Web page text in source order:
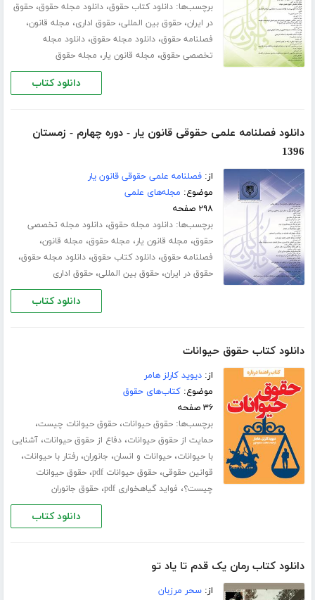
برچسب‌ها:دانلود کتاب حقوق،دانلود مجله حقوق،حقوق
در ایران،حقوق بین المللی،حقوق اداری، مجله قانون،
فصلنامه حقوق،دانلود مجله حقوق،دانلود مجله
تخصصی حقوق، مجله قانون یار، مجله حقوق
دانلود کتاب
دانلود فصلنامه علمی حقوقی قانون یار - دوره چهارم - زمستان
1396
از:فصلنامه علمی حقوقی قانون یار
موضوع: مجله‌های علمی
۲۹۸ صفحه
برچسب‌ها:دانلود مجله حقوق،دانلود مجله تخصصی
حقوق، مجله قانون یار، مجله حقوق، مجله قانون،
فصلنامه حقوق،دانلود کتاب حقوق،دانلود مجله حقوق،
حقوق در ایران،حقوق بین المللی،حقوق اداری
دانلود کتاب
دانلود کتاب حقوق حیوانات
از:دیوید کارلز هامر
موضوع:کتاب‌های حقوق
۳۶ صفحه
برچسب‌ها:حقوق حیوانات،حقوق حیوانات چیست،
حمایت از حقوق حیوانات،دفاع از حقوق حیوانات،آشنایی
با حیوانات،حیوانات و انسان، جانوران،رفتار با حیوانات،
قوانین حقوقی،حقوق حیوانات pdf ،حقوق حیوانات
چیست؟، فواید گیاهخواری pdf ،حقوق جانوران
دانلود کتاب
دانلود کتاب رمان یک قدم تا یاد تو
از:سحر مرزبان